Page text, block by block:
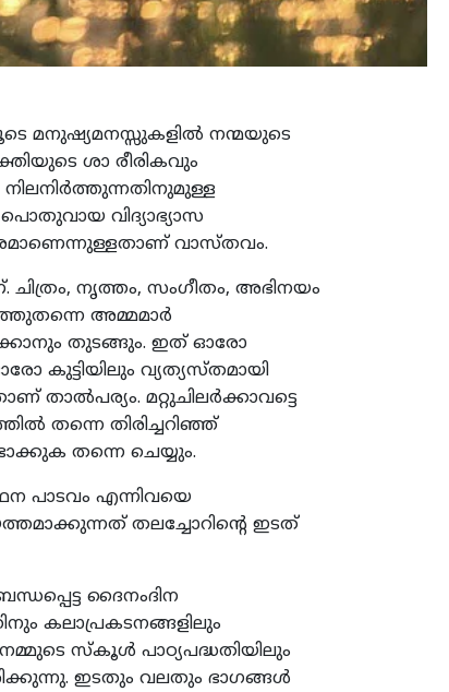
മനുഷ്യമനസ്സുകളില്‍ നന്മയുടെ
ശാ രീരികവും
വിദ്യാഭ്യാസ
വാസ്തവം.
നൃത്തം, സംഗീതം, അഭിനയം
അമ്മമാര്‍
തുടങ്ങും. ഇത് ഓരോ
കുട്ടിയിലും വ്യത്യസ്തമായി
താല്‍പര്യം. മറ്റുചിലര്‍ക്കാവട്ടെ
തന്നെ തിരിച്ചറിഞ്ഞ്
തന്നെ ചെയ്യും.
പാടവം എന്നിവയെ
തലച്ചോറിന്‍റെ ഇടത്
ദൈനംദിന
കലാപ്രകടനങ്ങളിലും
സ്കൂള്‍ പാഠ്യപദ്ധതിയിലും
ഇടതും വലതും ഭാഗങ്ങള്‍